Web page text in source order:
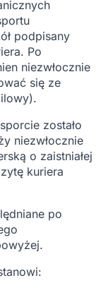
podpisany
Po
niezwłocznie
się ze
zostało
niezwłocznie
o zaistniałej
kuriera
po